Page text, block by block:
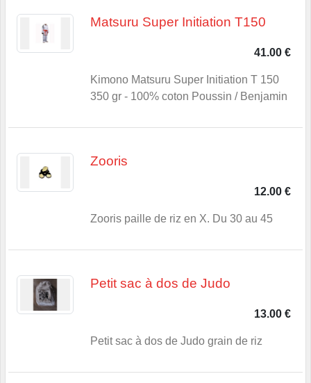
Matsuru Super Initiation T150
41.00 €
Kimono Matsuru Super Initiation T 150
350 gr - 100% coton Poussin / Benjamin
Zooris
12.00 €
Zooris paille de riz en X. Du 30 au 45
Petit sac à dos de Judo
13.00 €
Petit sac à dos de Judo grain de riz